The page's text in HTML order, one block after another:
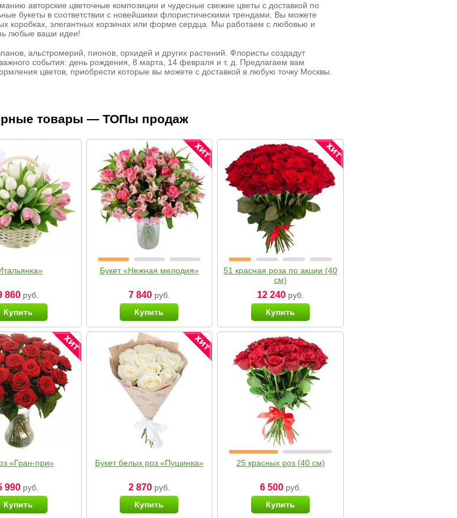
авторские цветочные композиции и чудесные свежие цветы с доставкой по
букеты в соответствии с новейшими флористическими трендами. Вы можете
коробках, элегантных корзинах или форме сердца. Мы работаем с любовью и
любые ваши идеи!
альстромерий, пионов, орхидей и других растений. Флористы создадут
события: день рождения, 8 марта, 14 февраля и т. д. Предлагаем вам
цветов, приобрести которые вы можете с доставкой в любую точку Москвы.
товары — ТОПы продаж
860 руб.
Купить
Букет «Нежная мелодия»
7 840руб.
Купить
51 красная роза по акции (40
см)
12 240 руб.
Купить
«Гран-при»
990 руб.
Купить
Букет белых роз «Пушинка»
2 870руб.
Купить
25 красных роз (40 см)
6 500руб.
Купить